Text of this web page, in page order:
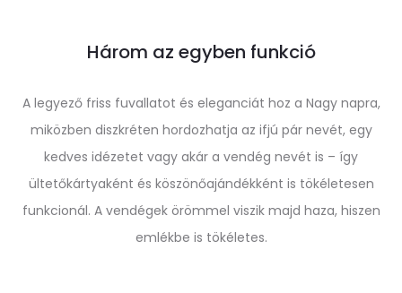
Három az egyben funkció
A legyező friss fuvallatot és eleganciát hoz a Nagy napra,
miközben diszkréten hordozhatja az ifjú pár nevét, egy
kedves idézetet vagy akár a vendég nevét is – így
ültetőkártyaként és köszönőajándékként is tökéletesen
funkcionál. A vendégek örömmel viszik majd haza, hiszen
emlékbe is tökéletes.